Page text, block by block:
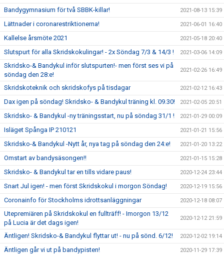
Bandygymnasium för två SBBK-killar! 2021-08-13 15:39
Lättnader i coronarestriktionerna! 2021-06-01 16:40
Kallelse årsmöte 2021 2021-05-18 20:40
Slutspurt för alla Skridskokulingar! - 2x Söndag 7/3 & 14/3 ! 2021-03-06 14:09
Skridsko-& Bandykul inför slutspurten!- men först ses vi på
söndag den 28:e!
2021-02-26 16:49
Skridskoteknik och skridskofys på tisdagar 2021-02-12 16:43
Dax igen på söndag! Skridsko- & Bandykul träning kl. 09.30! 2021-02-05 20:51
Skridsko- & Bandykul -ny träningsstart, nu på söndag 31/1 ! 2021-01-29 00:09
Isläget Spånga IP 210121 2021-01-21 15:56
Skridsko-& Bandykul -Nytt år, nya tag på söndag den 24:e! 2021-01-20 13:22
Omstart av bandysäsongen!! 2021-01-15 15:28
Skridsko- & Bandykul tar en tills vidare paus! 2020-12-24 23:44
Snart Jul igen! - men först Skridskokul i morgon Söndag! 2020-12-19 15:56
Coronainfo för Stockholms idrottsanläggningar 2020-12-18 08:07
Utepremiären på Skridskokul en fullträff! - Imorgon 13/12
på Lucia är det dags igen!
2020-12-12 21:59
Äntligen! Skridsko-& Bandykul flyttar ut! - nu på sönd. 6/12! 2020-12-02 19:14
Äntligen går vi ut på bandypisten! 2020-11-29 17:39